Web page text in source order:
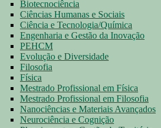
Biotecnociência
Ciências Humanas e Sociais
Ciência e Tecnologia/Química
Engenharia e Gestão da Inovação
PEHCM
Evolução e Diversidade
Filosofia
Física
Mestrado Profissional em Física
Mestrado Profissional em Filosofia
Nanociências e Materiais Avançados
Neurociência e Cognição